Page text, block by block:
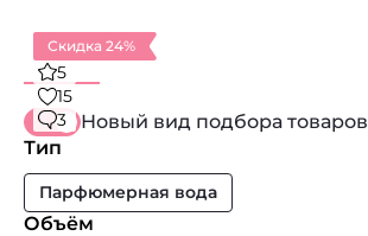
Скидка 24%
5
15
3
Новый вид подбора товаров
Тип
Парфюмерная вода
Объём